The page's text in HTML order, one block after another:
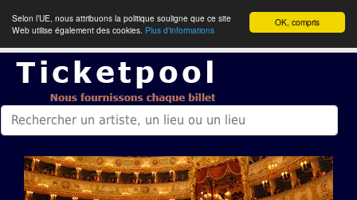
OK, compris
Selon l’UE, nous attribuons la politique souligne que ce site
Web utilise également des cookies. Plus d’informations